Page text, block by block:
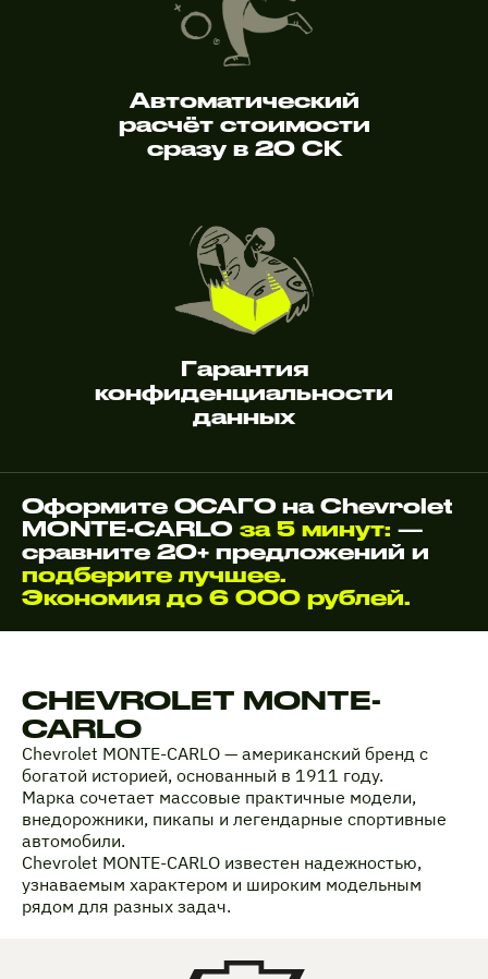
Автоматический
расчёт стоимости
сразу в 20 СК
Гарантия
конфиденциальности
данных
Оформите ОСАГО на Chevrolet
MONTE-CARLO за 5 минут: —
сравните 20+ предложений и
подберите лучшее.
Экономия до 6 000 рублей.
CHEVROLET MONTE-
CARLO
Chevrolet MONTE-CARLO — американский бренд с
богатой историей, основанный в 1911 году.
Марка сочетает массовые практичные модели,
внедорожники, пикапы и легендарные спортивные
автомобили.
Chevrolet MONTE-CARLO известен надежностью,
узнаваемым характером и широким модельным
рядом для разных задач.